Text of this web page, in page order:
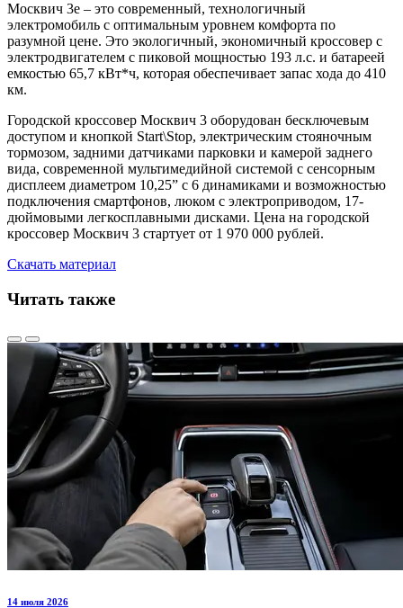
Москвич 3е – это современный, технологичный
электромобиль с оптимальным уровнем комфорта по
разумной цене. Это экологичный, экономичный кроссовер с
электродвигателем с пиковой мощностью 193 л.с. и батареей
емкостью 65,7 кВт*ч, которая обеспечивает запас хода до 410
км.
Городской кроссовер Москвич 3 оборудован бесключевым
доступом и кнопкой Start\Stop, электрическим стояночным
тормозом, задними датчиками парковки и камерой заднего
вида, современной мультимедийной системой с сенсорным
дисплеем диаметром 10,25” с 6 динамиками и возможностью
подключения смартфонов, люком с электроприводом, 17-
дюймовыми легкосплавными дисками. Цена на городской
кроссовер Москвич 3 стартует от 1 970 000 рублей.
Скачать материал
Читать также
14 июля 2026